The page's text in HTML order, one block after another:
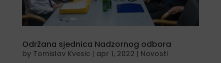
Održana sjednica Nadzornog odbora
by Tomislav Kvesic | apr 1, 2022 | Novosti